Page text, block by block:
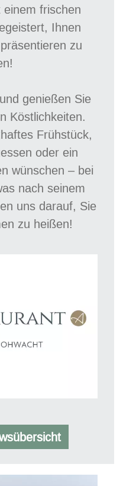
frischen
Ihnen
zu
genießen Sie
Köstlichkeiten.
Frühstück,
oder ein
wünschen – bei
nach seinem
uns darauf, Sie
zu heißen!